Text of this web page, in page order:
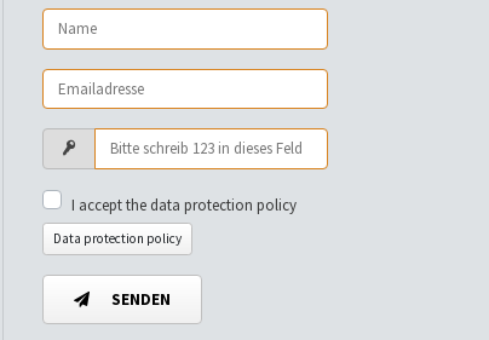
I accept the data protection policy
Data protection policy
SENDEN